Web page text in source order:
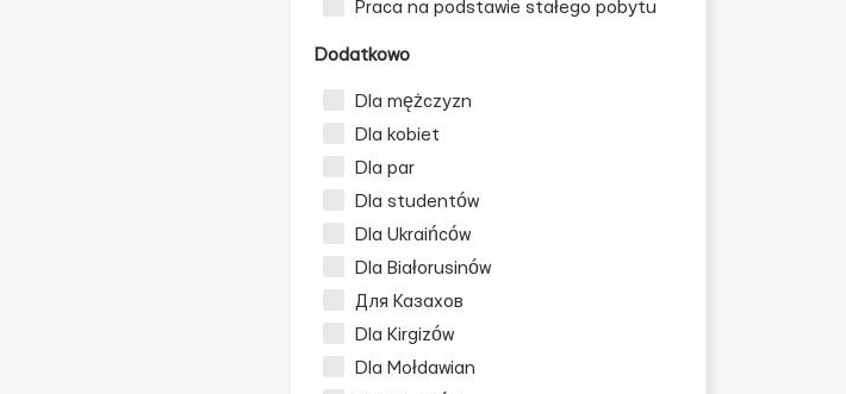
Praca na podstawie stałego pobytu
Dodatkowo
Dla mężczyzn
Dla kobiet
Dla par
Dla studentów
Dla Ukraińców
Dla Białorusinów
Для Казахов
Dla Kirgizów
Dla Mołdawian